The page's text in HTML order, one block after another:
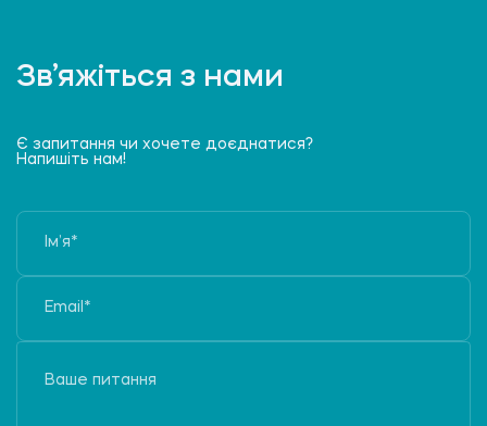
Зв’яжіться з нами
Є запитання чи хочете доєднатися?
Напишіть нам!